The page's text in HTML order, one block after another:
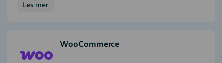
Les mer
WooCommerce